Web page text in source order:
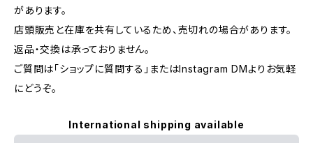
があります。
店頭販売と在庫を共有しているため、売切れの場合があります。
返品・交換は承っておりません。
ご質問は「ショップに質問する」またはInstagram DMよりお気軽
にどうぞ。
International shipping available